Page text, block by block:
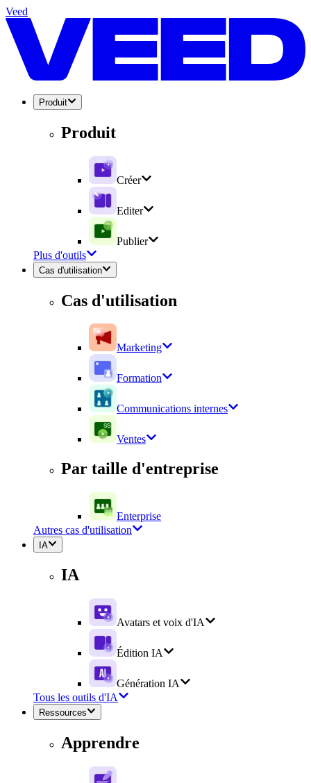
Veed
Produit
Produit
Créer
Editer
Publier
Plus d'outils
Cas d'utilisation
Cas d'utilisation
Marketing
Formation
Communications internes
Ventes
Par taille d'entreprise
Enterprise
Autres cas d'utilisation
IA
IA
Avatars et voix d'IA
Édition IA
Génération IA
Tous les outils d'IA
Ressources
Apprendre